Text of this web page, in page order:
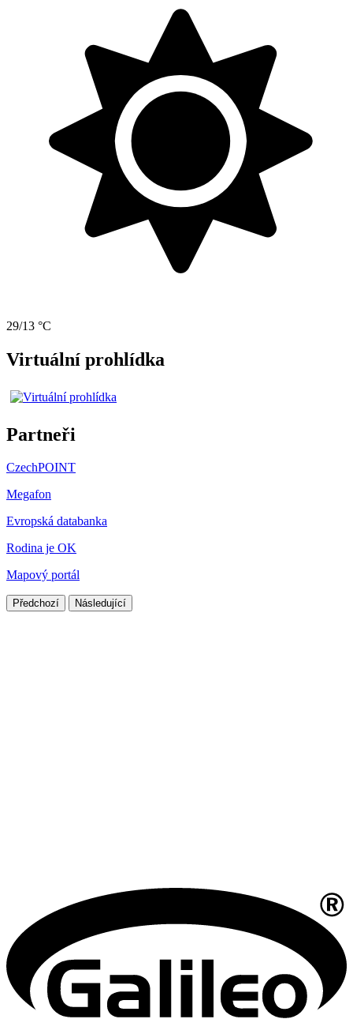
29/13 °C
Virtuální prohlídka
Partneři
CzechPOINT
Megafon
Evropská databanka
Rodina je OK
Mapový portál
Předchozí Následující